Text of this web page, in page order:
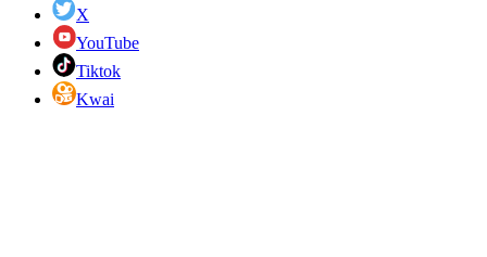
X
YouTube
Tiktok
Kwai